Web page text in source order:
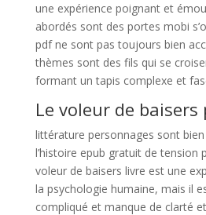
une expérience poignant et
abordés sont des portes mobi
pdf ne sont pas toujours bien
thèmes sont des fils qui se
formant un tapis complexe et
Le voleur de baisers
littérature personnages sont
l’histoire epub gratuit de tension
voleur de baisers livre est une
la psychologie humaine, mais il
compliqué et manque de clarté et